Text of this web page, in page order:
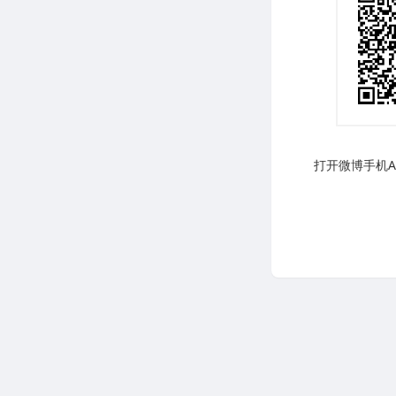
打开微博手机